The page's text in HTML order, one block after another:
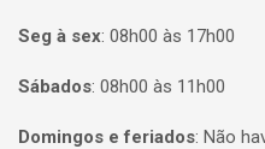
Seg à sex: 08h00 às 17h00
Sábados: 08h00 às 11h00
Domingos e feriados: Não